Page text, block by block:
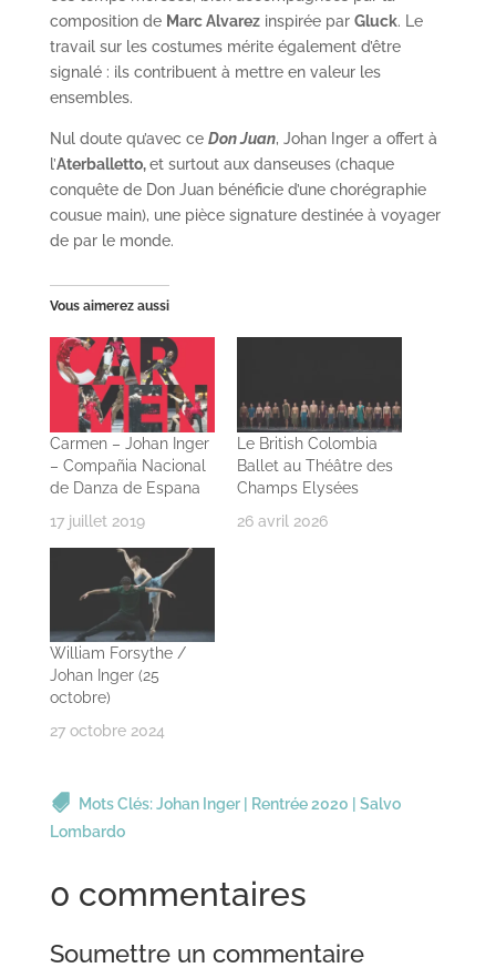
composition de Marc Alvarezinspirée par Gluck. Le
travail sur les costumes mérite également d’être
signalé : ils contribuent à mettre en valeur les
ensembles.
Nul doute qu’avec ce Don Juan, Johan Inger a offert à
l’Aterballetto,et surtout aux danseuses (chaque
conquête de Don Juan bénéficie d’une chorégraphie
cousue main), une pièce signature destinée à voyager
de par le monde.
Vous aimerez aussi
Carmen – Johan Inger
– Compañia Nacional
de Danza de Espana
17 juillet 2019
Le British Colombia
Ballet au Théâtre des
Champs Elysées
26 avril 2026
William Forsythe /
Johan Inger (25
octobre)
27 octobre 2024
Mots Clés:Johan Inger| Rentrée 2020 | Salvo
Lombardo
0 commentaires
Soumettre un commentaire